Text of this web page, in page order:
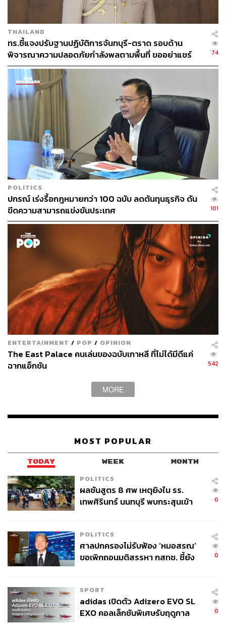
THAILAND
ทร.ชี้แจงปรับฐานปฏิบัติการจันทบุรี-ตราด รอบด้าน
พิจารณาความปลอดภัยกำลังพลตามพื้นที่ ขออย่าแชร์
ข้อมูลกระทบความมั่นคง
74
POLITICS
ปกรณ์ เร่งรื้อกฎหมายกว่า 100 ฉบับ ลดต้นทุนธุรกิจ ดัน
ขีดความสามารถแข่งขันประเทศ
101
ENTERTAINMENT / POP / OPINION
The East Palace คนเล่นของฉบับเกาหลี ที่ไม่ได้มีดีแค่
ฉากแอ็กชัน
542
MORE
MOST POPULAR
TODAY WEEK MONTH
POLITICS
ผลชันสูตร 8 ศพ เหตุยิงใน รร.
เทพศิรินทร์ นนทบุรี พบกระสุนเข้า
0
POLITICS
ศาลปกครองไม่รับฟ้อง ‘หมอสรณ’
ขอเพิกถอนมติสรรหา กสทช. ชี้ยัง
0
SPORT
adidas เปิดตัว Adizero EVO SL
EXO คอลเล็กชันพิเศษรับฤดูกาล
0